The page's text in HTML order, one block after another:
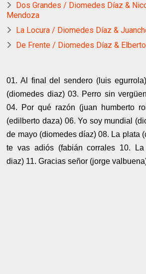
Dos Grandes / Diomedes Díaz &
Mendoza
La Locura / Diomedes Díaz &
De Frente / Diomedes Díaz &
01. Al final del sendero (luis
(diomedes diaz) 03. Perro sin
04. Por qué razón (juan humberto
(edilberto daza) 06. Yo soy mundial
de mayo (diomedes díaz) 08. La plata
te vas adiós (fabián corrales 10. La
diaz) 11. Gracias señor (jorge